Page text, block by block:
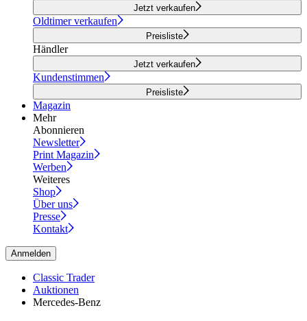
Jetzt verkaufen
Oldtimer verkaufen
Preisliste
Händler
Jetzt verkaufen
Kundenstimmen
Preisliste
Magazin
Mehr
Abonnieren
Newsletter
Print Magazin
Werben
Weiteres
Shop
Über uns
Presse
Kontakt
Anmelden
Classic Trader
Auktionen
Mercedes-Benz